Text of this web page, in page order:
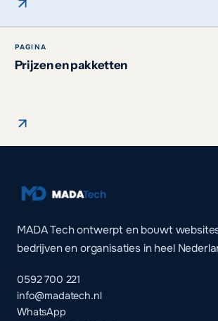
PAGINA
Prijzen en pakketten
MADA Tech ontwerpt en bouwt
bedrijven en organisaties in heel
0592 700 221
info@madatech.nl
WhatsApp